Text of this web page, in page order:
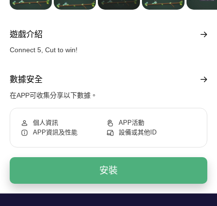
遊戲介紹
Connect 5, Cut to win!
數據安全
在APP可收集分享以下數據。
個人資訊
APP活動
APP資訊及性能
設備或其他ID
安裝